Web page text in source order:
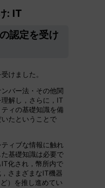
: IT
認定を受け
けました。
バー法・その他関
解し，さらに，IT
ィの基礎知識を備
たということで
ィブな情報に触れ
基礎知識は必要で
化され，幣所内で
さまざまなIT機器
）を推し進めてい